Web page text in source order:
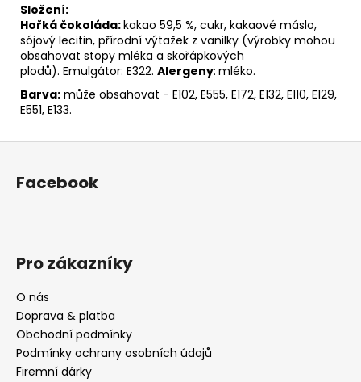
Složení:
Hořká čokoláda:kakao 59,5 %, cukr, kakaové máslo,
sójový lecitin, přírodní výtažek z vanilky (výrobky mohou
obsahovat stopy mléka a skořápkových
plodů). Emulgátor: E322. Alergeny: mléko.
Barva: může obsahovat - E102, E555, E172, E132, E110, E129,
E551, E133.
Z
Facebook
Pro zákazníky
O nás
Doprava & platba
Obchodní podmínky
Podmínky ochrany osobních údajů
Firemní dárky